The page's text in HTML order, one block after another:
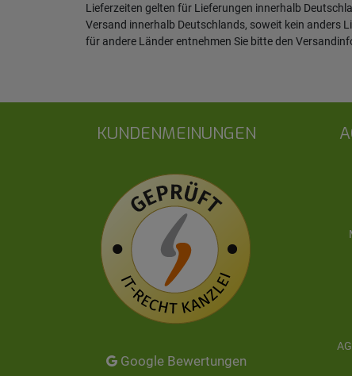
Lieferzeiten gelten für Lieferungen innerhalb
Versand innerhalb Deutschlands, soweit kein anders
für andere Länder entnehmen Sie bitte den
KUNDENMEINUNGEN
Google Bewertungen